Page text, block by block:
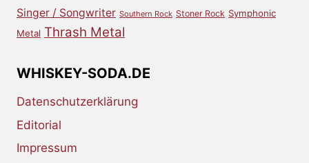
Singer / Songwriter Southern Rock Stoner Rock Symphonic
Metal Thrash Metal
WHISKEY-SODA.DE
Datenschutzerklärung
Editorial
Impressum